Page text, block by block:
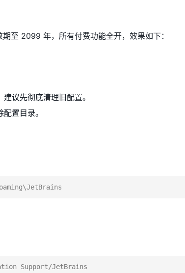
至 2099 年，所有付费功能全开，效果如下：
议先彻底清理旧配置。
置目录。